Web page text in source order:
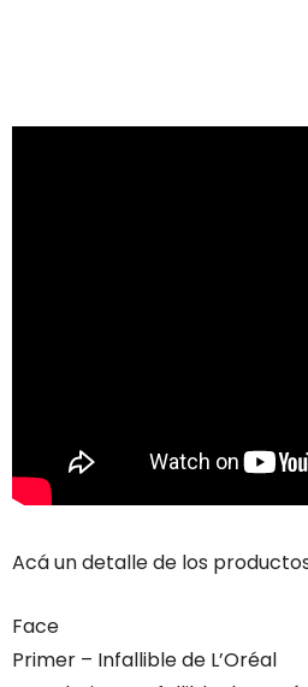
Acá un detalle de los
Face
Primer – Infallible de L’Oréal